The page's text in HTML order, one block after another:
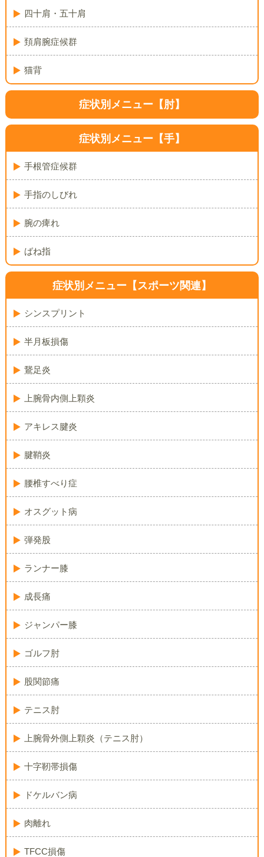
四十肩・五十肩
頚肩腕症候群
猫背
症状別メニュー【肘】
症状別メニュー【手】
手根管症候群
手指のしびれ
腕の痺れ
ばね指
症状別メニュー 【スポーツ関連】
シンスプリント
半月板損傷
鵞足炎
上腕骨内側上顆炎
アキレス腱炎
腱鞘炎
腰椎すべり症
オスグット病
弾発股
ランナー膝
成長痛
ジャンパー膝
ゴルフ肘
股関節痛
テニス肘
上腕骨外側上顆炎（テニス肘）
十字靭帯損傷
ドケルバン病
肉離れ
TFCC損傷